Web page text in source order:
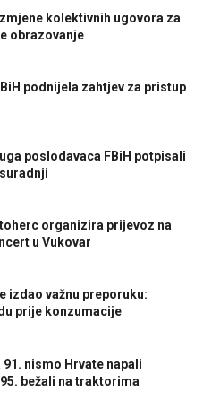
kolektivnih ugovora za
obrazovanje
podnijela zahtjev za pristup
poslodavaca FBiH potpisali
organizira prijevoz na
u Vukovar
izdao važnu preporuku:
prije konzumacije
nismo Hrvate napali
bežali na traktorima